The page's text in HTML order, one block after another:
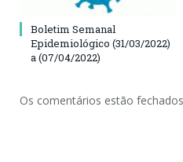
Boletim Semanal
Epidemiológico (31/03/2022)
a (07/04/2022)
Os comentários estão